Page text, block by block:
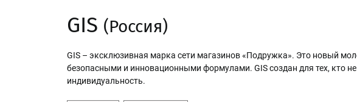
GIS (Россия)
GIS – эксклюзивная марка сети магазинов «Подружка». Это новый
безопасными и инновационными формулами. GIS создан для тех, кто
индивидуальность.